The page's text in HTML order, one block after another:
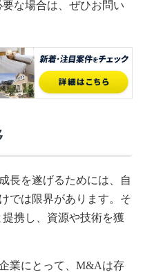
な場合は、ぜひお問い
長を遂げるためには、自
では限界があります。そ
携し、資源や技術を獲
業にとって、M&Aは存